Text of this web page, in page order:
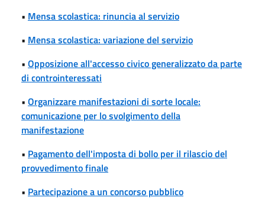
• Mensa scolastica: rinuncia al servizio
• Mensa scolastica: variazione del servizio
• Opposizione all'accesso civico generalizzato da parte
di controinteressati
• Organizzare manifestazioni di sorte locale:
comunicazione per lo svolgimento della
manifestazione
• Pagamento dell'imposta di bollo per il rilascio del
provvedimento finale
• Partecipazione a un concorso pubblico